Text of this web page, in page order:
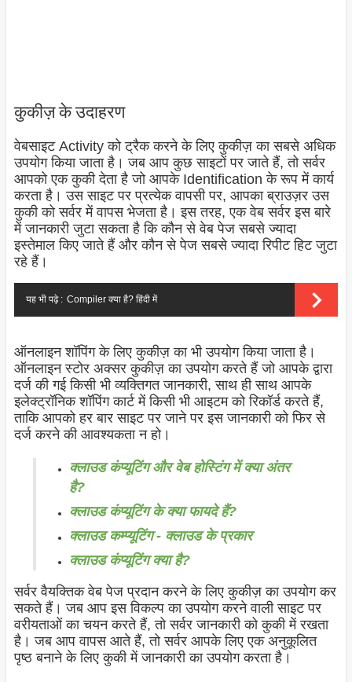
कुकीज़ के उदाहरण
वेबसाइट Activity को ट्रैक करने के लिए कुकीज़ का सबसे अधिक
उपयोग किया जाता है। जब आप कुछ साइटों पर जाते हैं, तो सर्वर
आपको एक कुकी देता है जो आपके Identification के रूप में कार्य
करता है। उस साइट पर प्रत्येक वापसी पर, आपका ब्राउज़र उस
कुकी को सर्वर में वापस भेजता है। इस तरह, एक वेब सर्वर इस बारे
में जानकारी जुटा सकता है कि कौन से वेब पेज सबसे ज्यादा
इस्तेमाल किए जाते हैं और कौन से पेज सबसे ज्यादा रिपीट हिट जुटा
रहे हैं।
यह भी पढ़े : Compiler क्या है? हिंदी में
ऑनलाइन शॉपिंग के लिए कुकीज़ का भी उपयोग किया जाता है।
ऑनलाइन स्टोर अक्सर कुकीज़ का उपयोग करते हैं जो आपके द्वारा
दर्ज की गई किसी भी व्यक्तिगत जानकारी, साथ ही साथ आपके
इलेक्ट्रॉनिक शॉपिंग कार्ट में किसी भी आइटम को रिकॉर्ड करते हैं,
ताकि आपको हर बार साइट पर जाने पर इस जानकारी को फिर से
दर्ज करने की आवश्यकता न हो।
क्लाउड कंप्यूटिंग और वेब होस्टिंग में क्या अंतर
है?
क्लाउड कंप्यूटिंग के क्या फायदे हैं?
क्लाउड कम्प्यूटिंग - क्लाउड के प्रकार
क्लाउड कंप्यूटिंग क्या है?
सर्वर वैयक्तिक वेब पेज प्रदान करने के लिए कुकीज़ का उपयोग कर
सकते हैं। जब आप इस विकल्प का उपयोग करने वाली साइट पर
वरीयताओं का चयन करते हैं, तो सर्वर जानकारी को कुकी में रखता
है। जब आप वापस आते हैं, तो सर्वर आपके लिए एक अनुकूलित
पृष्ठ बनाने के लिए कुकी में जानकारी का उपयोग करता है।